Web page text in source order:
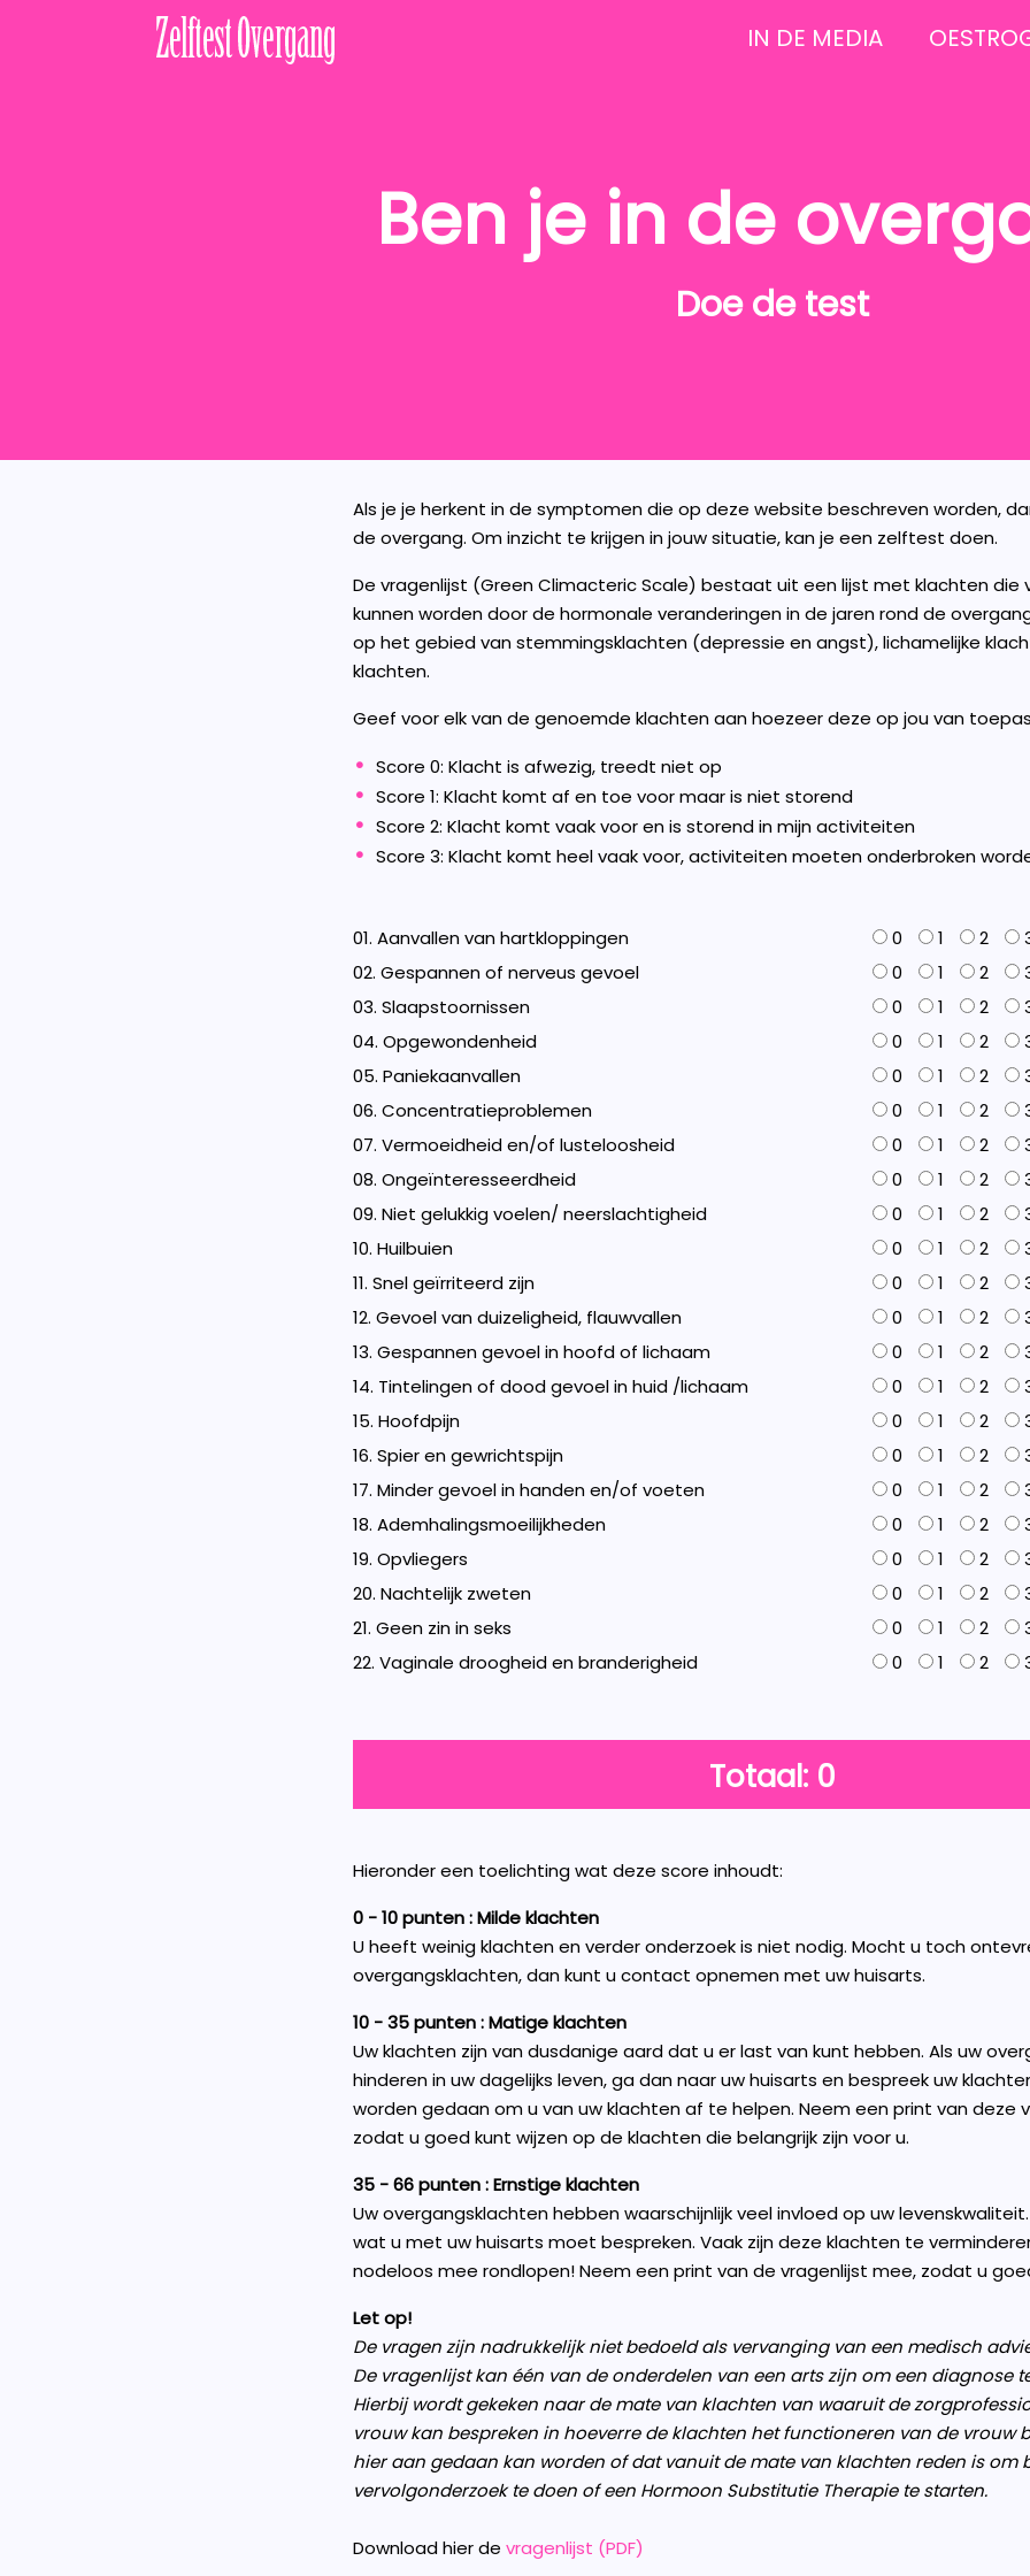
IN DE MEDIA
Ben je in de
Doe de test
Als je je herkent in de symptomen die op deze website beschreven worden,
de overgang. Om inzicht te krijgen in jouw situatie, kan je een zelftest doen.
De vragenlijst (Green Climacteric Scale) bestaat uit een lijst met klachten die
kunnen worden door de hormonale veranderingen in de jaren rond de
op het gebied van stemmingsklachten (depressie en angst), lichamelijke
klachten.
Geef voor elk van de genoemde klachten aan hoezeer deze op jou van
Score 0: Klacht is afwezig, treedt niet op
Score 1: Klacht komt af en toe voor maar is niet storend
Score 2: Klacht komt vaak voor en is storend in mijn activiteiten
Score 3: Klacht komt heel vaak voor, activiteiten moeten onderbroken
01. Aanvallen van hartkloppingen 0 1 2
02. Gespannen of nerveus gevoel
0 1 2
03. Slaapstoornissen
0 1 2
04. Opgewondenheid
0 1 2
05. Paniekaanvallen
0 1 2
06. Concentratieproblemen
0 1 2
07. Vermoeidheid en/of lusteloosheid
0 1 2
08. Ongeïnteresseerdheid
0 1 2
09. Niet gelukkig voelen/ neerslachtigheid
0 1 2
10. Huilbuien
0 1 2
11. Snel geïrriteerd zijn
0 1 2
12. Gevoel van duizeligheid, flauwvallen
0 1 2
13. Gespannen gevoel in hoofd of lichaam
0 1 2
14. Tintelingen of dood gevoel in huid /lichaam
0 1 2
15. Hoofdpijn
0 1 2
16. Spier en gewrichtspijn
0 1 2
17. Minder gevoel in handen en/of voeten
0 1 2
18. Ademhalingsmoeilijkheden
0 1 2
19. Opvliegers
0 1 2
20. Nachtelijk zweten
0 1 2
21. Geen zin in seks
0 1 2
22. Vaginale droogheid en branderigheid
0 1 2
Totaal: 0
Hieronder een toelichting wat deze score inhoudt:
0 - 10 punten : Milde klachten
U heeft weinig klachten en verder onderzoek is niet nodig. Mocht u toch
overgangsklachten, dan kunt u contact opnemen met uw huisarts.
10 - 35 punten : Matige klachten
Uw klachten zijn van dusdanige aard dat u er last van kunt hebben. Als uw
hinderen in uw dagelijks leven, ga dan naar uw huisarts en bespreek uw
worden gedaan om u van uw klachten af te helpen. Neem een print van deze
zodat u goed kunt wijzen op de klachten die belangrijk zijn voor u.
35 - 66 punten : Ernstige klachten
Uw overgangsklachten hebben waarschijnlijk veel invloed op uw
wat u met uw huisarts moet bespreken. Vaak zijn deze klachten te
nodeloos mee rondlopen! Neem een print van de vragenlijst mee, zodat u
Let op!
De vragen zijn nadrukkelijk niet bedoeld als vervanging van een medisch
De vragenlijst kan één van de onderdelen van een arts zijn om een diagnose
Hierbij wordt gekeken naar de mate van klachten van waaruit de
vrouw kan bespreken in hoeverre de klachten het functioneren van de vrouw
hier aan gedaan kan worden of dat vanuit de mate van klachten reden is om
vervolgonderzoek te doen of een Hormoon Substitutie Therapie te starten.
Download hier de vragenlijst (PDF)